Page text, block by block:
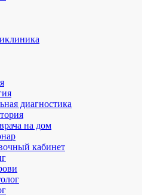
диагностика
на дом
кабинет